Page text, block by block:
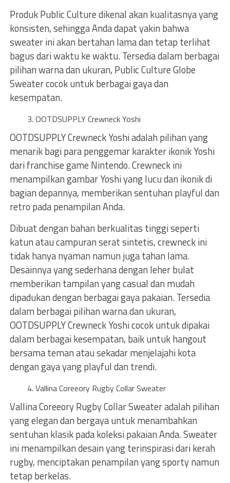
Produk Public Culture dikenal akan kualitasnya yang
konsisten, sehingga Anda dapat yakin bahwa
sweater ini akan bertahan lama dan tetap terlihat
bagus dari waktu ke waktu. Tersedia dalam berbagai
pilihan warna dan ukuran, Public Culture Globe
Sweater cocok untuk berbagai gaya dan
kesempatan.
OOTDSUPPLY Crewneck Yoshi
OOTDSUPPLY Crewneck Yoshi adalah pilihan yang
menarik bagi para penggemar karakter ikonik Yoshi
dari franchise game Nintendo. Crewneck ini
menampilkan gambar Yoshi yang lucu dan ikonik di
bagian depannya, memberikan sentuhan playful dan
retro pada penampilan Anda.
Dibuat dengan bahan berkualitas tinggi seperti
katun atau campuran serat sintetis, crewneck ini
tidak hanya nyaman namun juga tahan lama.
Desainnya yang sederhana dengan leher bulat
memberikan tampilan yang casual dan mudah
dipadukan dengan berbagai gaya pakaian. Tersedia
dalam berbagai pilihan warna dan ukuran,
OOTDSUPPLY Crewneck Yoshi cocok untuk dipakai
dalam berbagai kesempatan, baik untuk hangout
bersama teman atau sekadar menjelajahi kota
dengan gaya yang playful dan trendi.
Vallina Coreeory Rugby Collar Sweater
Vallina Coreeory Rugby Collar Sweater adalah pilihan
yang elegan dan bergaya untuk menambahkan
sentuhan klasik pada koleksi pakaian Anda. Sweater
ini menampilkan desain yang terinspirasi dari kerah
rugby, menciptakan penampilan yang sporty namun
tetap berkelas.